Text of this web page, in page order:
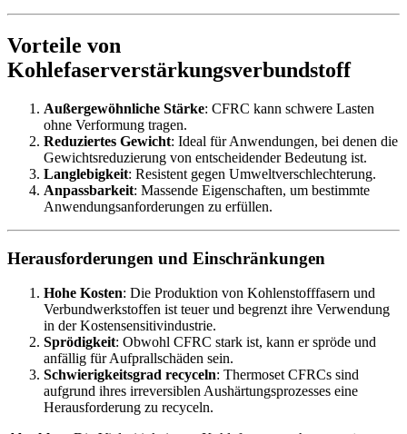
Vorteile von
Kohlefaserverstärkungsverbundstoff
Außergewöhnliche Stärke: CFRC kann schwere Lasten
ohne Verformung tragen.
Reduziertes Gewicht: Ideal für Anwendungen, bei denen die
Gewichtsreduzierung von entscheidender Bedeutung ist.
Langlebigkeit: Resistent gegen Umweltverschlechterung.
Anpassbarkeit: Massende Eigenschaften, um bestimmte
Anwendungsanforderungen zu erfüllen.
Herausforderungen und Einschränkungen
Hohe Kosten: Die Produktion von Kohlenstofffasern und
Verbundwerkstoffen ist teuer und begrenzt ihre Verwendung
in der Kostensensitivindustrie.
Sprödigkeit: Obwohl CFRC stark ist, kann er spröde und
anfällig für Aufprallschäden sein.
Schwierigkeitsgrad recyceln: Thermoset CFRCs sind
aufgrund ihres irreversiblen Aushärtungsprozesses eine
Herausforderung zu recyceln.